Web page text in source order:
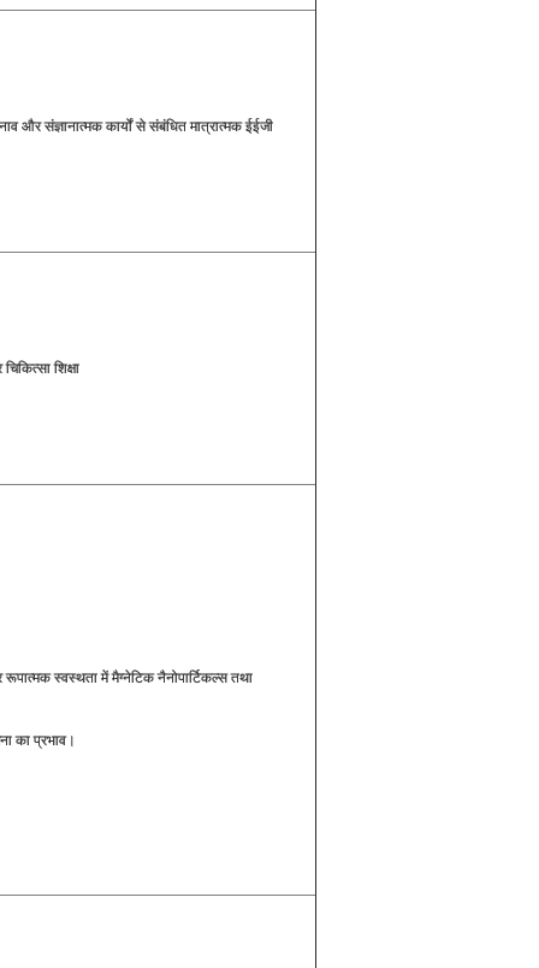
और संज्ञानात्मक कार्यों से संबंधित मात्रात्मक ईईजी
शिक्षा
स्वस्थता में मैग्नेटिक नैनोपार्टिकल्स तथा
का प्रभाव।